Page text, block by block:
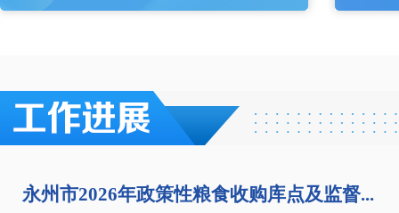
永州市2026年政策性粮食收购库点及监督...